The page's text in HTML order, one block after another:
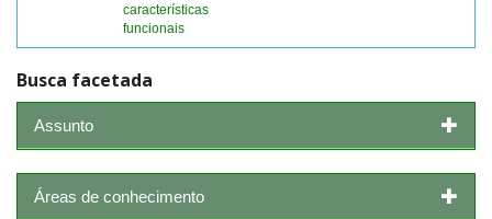
características
funcionais
Busca facetada
Assunto
Áreas de conhecimento